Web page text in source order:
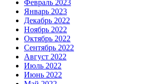
Февраль 2023
Январь 2023
Декабрь 2022
Ноябрь 2022
Октябрь 2022
Сентябрь 2022
Август 2022
Июль 2022
Июнь 2022